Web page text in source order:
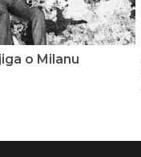
o Milanu